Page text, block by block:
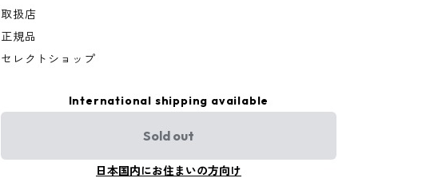
取扱店
正規品
セレクトショップ
International shipping available
Sold out
日本国内にお住まいの方向け